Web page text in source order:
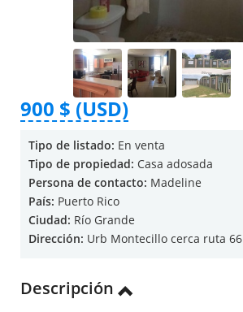
900 $ (USD)
Tipo de listado: En venta
Tipo de propiedad: Casa adosada
Persona de contacto: Madeline
País: Puerto Rico
Ciudad: Río Grande
Dirección: Urb Montecillo cerca ruta 66
Descripción